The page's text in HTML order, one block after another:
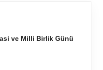
ve Milli Birlik Günü